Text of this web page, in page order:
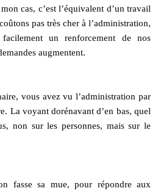
cas, c’est l’équivalent d’un travail
pas très cher à l’administration,
un renforcement de nos
augmentent.
vous avez vu l’administration par
La voyant dorénavant d’en bas, quel
non sur les personnes, mais sur le
fasse sa mue, pour répondre aux